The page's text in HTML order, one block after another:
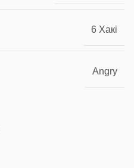
6 Хакі
Angry